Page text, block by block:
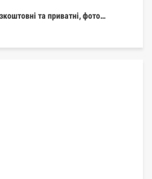
та приватні, фото…